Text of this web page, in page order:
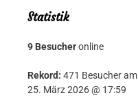
Statistik
9 Besucheronline
Rekord: 471 Besucher am
25. März 2026 @ 17:59